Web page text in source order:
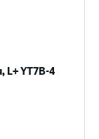
L+ YT7B-4